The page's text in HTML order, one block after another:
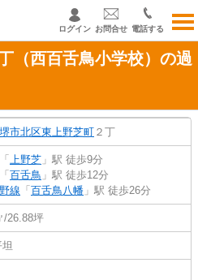
ログイン お問合せ 電話する
（西百舌鳥小学校）の過
堺市北区東上野芝町 ２丁
「 上野芝 」駅 徒歩9分
「 百舌鳥 」駅 徒歩12分
線 「 百舌鳥八幡 」駅 徒歩26分
/26.88坪